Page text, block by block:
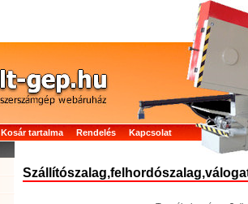
Kosár tartalma Rendelés
Kapcsolat